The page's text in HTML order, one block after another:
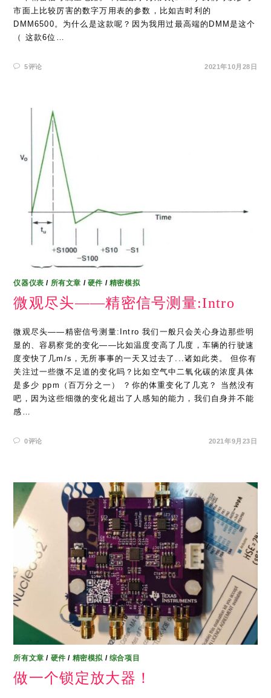
市面上比较厉害的数字万用表的参数，比如吉时利的
DMM6500。为什么是这款呢？因为我用过最高端的DMM是这个
（ 这款6位…
5评论 2021年10月28日
仪器仪表 / 所有文章 / 硬件 / 精密模拟
微观尽头——精密信号测量:Intro
微观尽头——精密信号测量:Intro 我们一般只会关心身边那些明
显的、容易察觉的变化——比如温度变高了几度，车辆的行驶速
度变快了几m/s，无所事事的一天又过去了...诸如此类。 但你有
关注过一些微不足道的变化吗？比如空气中二氧化碳的浓度具体
是多少 ppm（百万分之一） ？你的体重变化了几克？ 当然没有
吧，因为这些细微的变化超出了人感知的能力，我们自身并不能
感…
0评论 2021年9月23日
所有文章 / 硬件 / 精密模拟 / 综合项目
做一个锁定放大器！